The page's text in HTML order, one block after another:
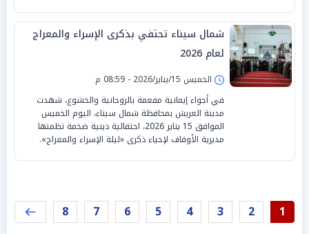
شمال سيناء تحتفي بذكرى الإسراء والمعراج
لعام 2026
الخميس 15/يناير/2026 - 08:59 م
في أجواء إيمانية مفعمة بالروحانية والخشوع، شهدت
مدينة العريش بمحافظة شمال سيناء، اليوم الخميس
الموافق 15 يناير 2026، احتفالية دينية ضخمة نظمتها
مديرية الأوقاف لإحياء ذكرى «ليلة الإسراء والمعراج».
1
2
3
4
5
6
7
8